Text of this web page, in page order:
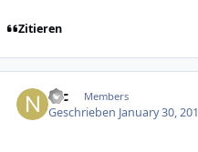
Zitieren
Nic Members
Geschrieben January 30,